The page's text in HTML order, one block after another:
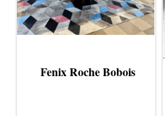
Fenix Roche Bobois